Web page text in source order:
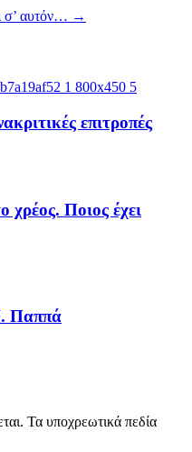
σ’ αυτόν… →
επιτροπές
Ποιος έχει
Παππά
Τα υποχρεωτικά πεδία